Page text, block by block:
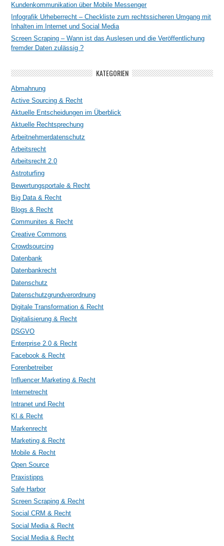
Kundenkommunikation über Mobile Messenger
Infografik Urheberrecht – Checkliste zum rechtssicheren Umgang mit
Inhalten im Internet und Social Media
Screen Scraping – Wann ist das Auslesen und die Veröffentlichung
fremder Daten zulässig ?
KATEGORIEN
Abmahnung
Active Sourcing & Recht
Aktuelle Entscheidungen im Überblick
Aktuelle Rechtsprechung
Arbeitnehmerdatenschutz
Arbeitsrecht
Arbeitsrecht 2.0
Astroturfing
Bewertungsportale & Recht
Big Data & Recht
Blogs & Recht
Communites & Recht
Creative Commons
Crowdsourcing
Datenbank
Datenbankrecht
Datenschutz
Datenschutzgrundverordnung
Digitale Transformation & Recht
Digitalisierung & Recht
DSGVO
Enterprise 2.0 & Recht
Facebook & Recht
Forenbetreiber
Influencer Marketing & Recht
Internetrecht
Intranet und Recht
KI & Recht
Markenrecht
Marketing & Recht
Mobile & Recht
Open Source
Praxistipps
Safe Harbor
Screen Scraping & Recht
Social CRM & Recht
Social Media & Recht
Social Media & Recht